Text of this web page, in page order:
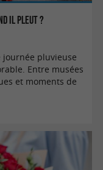
il pleut ?
journée pluvieuse
Entre musées
et moments de